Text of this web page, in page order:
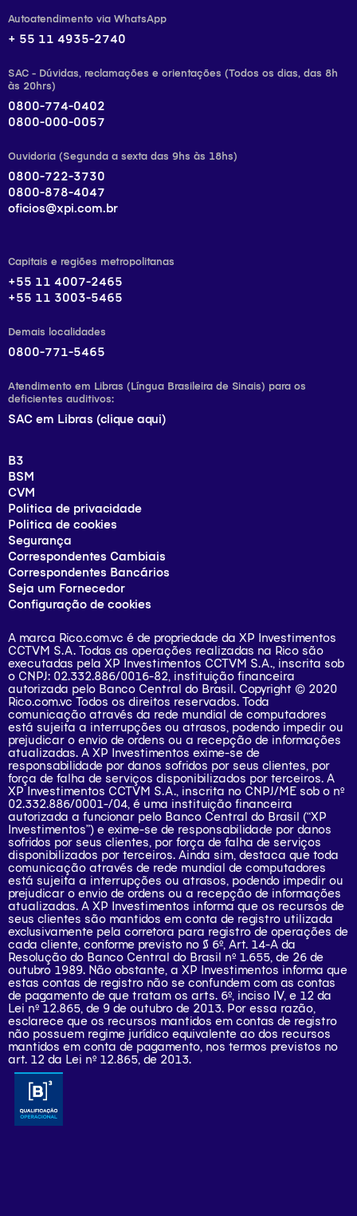
Autoatendimento via WhatsApp
+ 55 11 4935-2740
SAC - Dúvidas, reclamações e orientações (Todos os dias, das 8h
às 20hrs)
0800-774-0402
0800-000-0057
Ouvidoria (Segunda a sexta das 9hs às 18hs)
0800-722-3730
0800-878-4047
oficios@xpi.com.br
Capitais e regiões metropolitanas
+55 11 4007-2465
+55 11 3003-5465
Demais localidades
0800-771-5465
Atendimento em Libras (Língua Brasileira de Sinais) para os
deficientes auditivos:
SAC em Libras (clique aqui)
B3
BSM
CVM
Politica de privacidade
Politica de cookies
Segurança
Correspondentes Cambiais
Correspondentes Bancários
Seja um Fornecedor
Configuração de cookies
A marca Rico.com.vc é de propriedade da XP Investimentos
CCTVM S.A. Todas as operações realizadas na Rico são
executadas pela XP Investimentos CCTVM S.A., inscrita sob
o CNPJ: 02.332.886/0016-82, instituição financeira
autorizada pelo Banco Central do Brasil. Copyright © 2020
Rico.com.vc Todos os direitos reservados. Toda
comunicação através da rede mundial de computadores
está sujeita a interrupções ou atrasos, podendo impedir ou
prejudicar o envio de ordens ou a recepção de informações
atualizadas. A XP Investimentos exime-se de
responsabilidade por danos sofridos por seus clientes, por
força de falha de serviços disponibilizados por terceiros. A
XP Investimentos CCTVM S.A., inscrita no CNPJ/ME sob o nº
02.332.886/0001-/­04, é uma instituição financeira
autorizada a funcionar pelo Banco Central do Brasil (“XP
Investimentos”) e exime-se de responsabilidade por danos
sofridos por seus clientes, por força de falha de serviços
disponibilizados por terceiros. Ainda sim, destaca que toda
comunicação através de rede mundial de computadores
está sujeita a interrupções ou atrasos, podendo impedir ou
prejudicar o envio de ordens ou a recepção de informações
atualizadas. A XP Investimentos informa que os recursos de
seus clientes são mantidos em conta de registro utilizada
exclusivamente pela corretora para registro de operações de
cada cliente, conforme previsto no § 6º, Art. 14-A da
Resolução do Banco Central do Brasil nº 1.655, de 26 de
outubro 1989. Não obstante, a XP Investimentos informa que
estas contas de registro não se confundem com as contas
de pagamento de que tratam os arts. 6º, inciso IV, e 12 da
Lei nº 12.865, de 9 de outubro de 2013. Por essa razão,
esclarece que os recursos mantidos em contas de registro
não possuem regime jurídico equivalente ao dos recursos
mantidos em conta de pagamento, nos termos previstos no
art. 12 da Lei nº 12.865, de 2013.